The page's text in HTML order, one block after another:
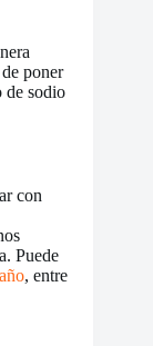
poner
de sodio
con
Puede
, entre